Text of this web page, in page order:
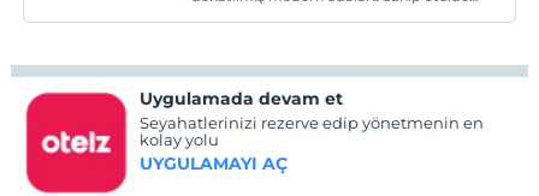
Stories Hotel Kumbaracı'nın klima ve koyu
Uygulamada devam et
Seyahatlerinizi rezerve edip yönetmenin en
kolay yolu
UYGULAMAYI AÇ